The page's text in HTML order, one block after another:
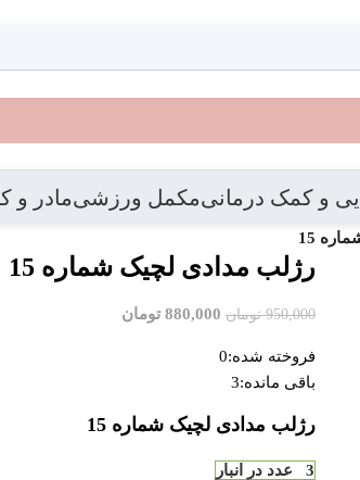
و کمک درمانیمکمل ورزشیمادر و
15
رژلب مدادی لچیک شماره 15
950,000 تومان 880,000 تومان
فروخته شده:0
باقی مانده:3
رژلب مدادی لچیک شماره 15
3 عدد در انبار